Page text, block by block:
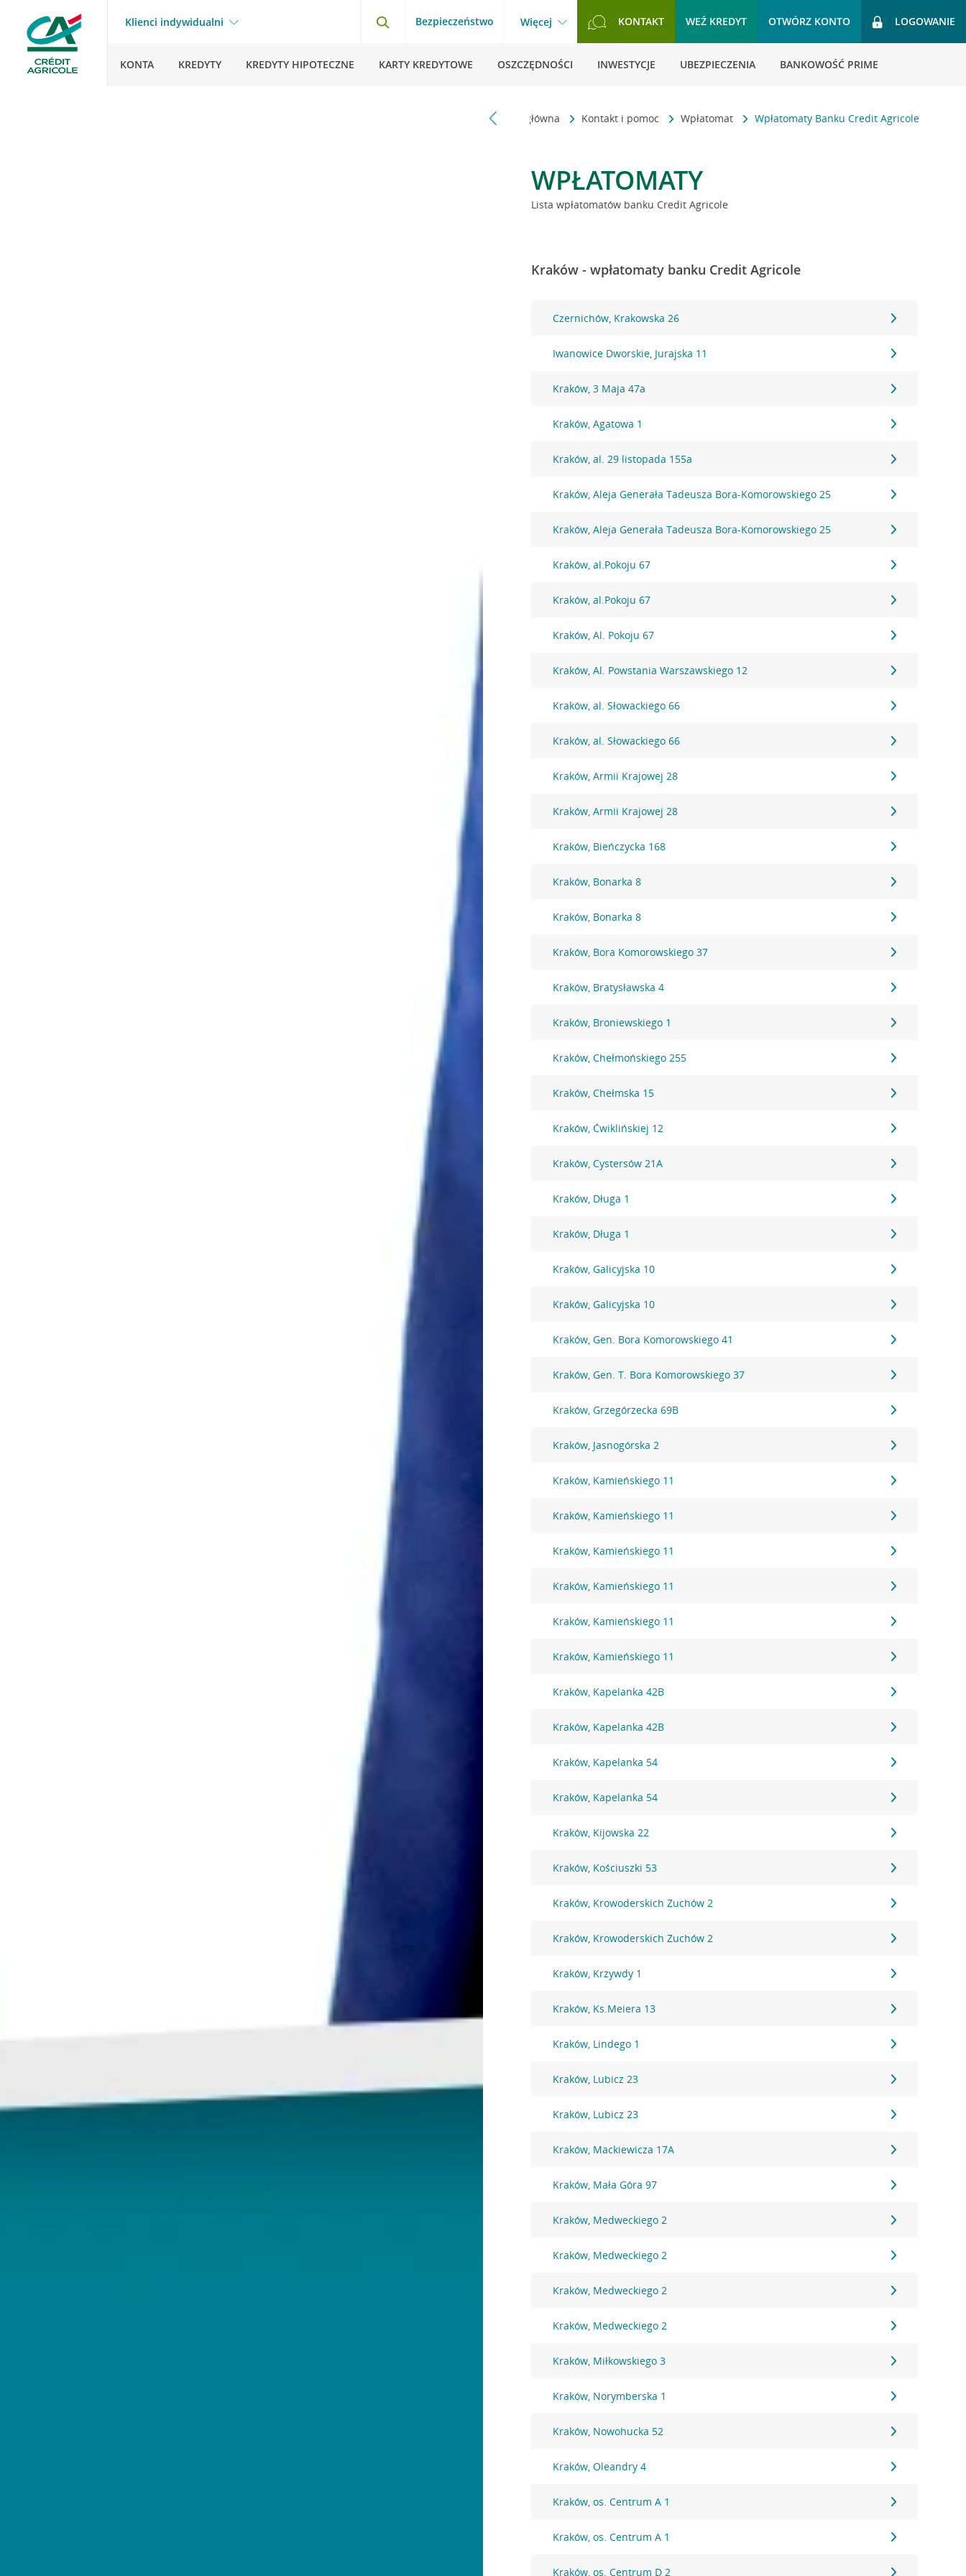
Klienci indywidualni Bezpieczeństwo Więcej KONTAKT WEŹ KREDYT OTWÓRZ KONTO LOGOWANIE
KONTA KREDYTY KREDYTY HIPOTECZNE KARTY KREDYTOWE OSZCZĘDNOŚCI INWESTYCJE UBEZPIECZENIA BANKOWOŚĆ PRIME
Strona główna Kontakt i pomoc Wpłatomat Wpłatomaty Banku Credit Agricole
WPŁATOMATY
Lista wpłatomatów banku Credit Agricole
Kraków - wpłatomaty banku Credit Agricole
Czernichów, Krakowska 26
Iwanowice Dworskie, Jurajska 11
Kraków, 3 Maja 47a
Kraków, Agatowa 1
Kraków, al. 29 listopada 155a
Kraków, Aleja Generała Tadeusza Bora-Komorowskiego 25
Kraków, Aleja Generała Tadeusza Bora-Komorowskiego 25
Kraków, al.Pokoju 67
Kraków, al.Pokoju 67
Kraków, Al. Pokoju 67
Kraków, Al. Powstania Warszawskiego 12
Kraków, al. Słowackiego 66
Kraków, al. Słowackiego 66
Kraków, Armii Krajowej 28
Kraków, Armii Krajowej 28
Kraków, Bieńczycka 168
Kraków, Bonarka 8
Kraków, Bonarka 8
Kraków, Bora Komorowskiego 37
Kraków, Bratysławska 4
Kraków, Broniewskiego 1
Kraków, Chełmońskiego 255
Kraków, Chełmska 15
Kraków, Ćwiklińskiej 12
Kraków, Cystersów 21A
Kraków, Długa 1
Kraków, Długa 1
Kraków, Galicyjska 10
Kraków, Galicyjska 10
Kraków, Gen. Bora Komorowskiego 41
Kraków, Gen. T. Bora Komorowskiego 37
Kraków, Grzegórzecka 69B
Kraków, Jasnogórska 2
Kraków, Kamieńskiego 11
Kraków, Kamieńskiego 11
Kraków, Kamieńskiego 11
Kraków, Kamieńskiego 11
Kraków, Kamieńskiego 11
Kraków, Kamieńskiego 11
Kraków, Kapelanka 42B
Kraków, Kapelanka 42B
Kraków, Kapelanka 54
Kraków, Kapelanka 54
Kraków, Kijowska 22
Kraków, Kościuszki 53
Kraków, Krowoderskich Zuchów 2
Kraków, Krowoderskich Zuchów 2
Kraków, Krzywdy 1
Kraków, Ks.Meiera 13
Kraków, Lindego 1
Kraków, Lubicz 23
Kraków, Lubicz 23
Kraków, Mackiewicza 17A
Kraków, Mała Góra 97
Kraków, Medweckiego 2
Kraków, Medweckiego 2
Kraków, Medweckiego 2
Kraków, Medweckiego 2
Kraków, Miłkowskiego 3
Kraków, Norymberska 1
Kraków, Nowohucka 52
Kraków, Oleandry 4
Kraków, os. Centrum A 1
Kraków, os. Centrum A 1
Kraków, os. Centrum D 2